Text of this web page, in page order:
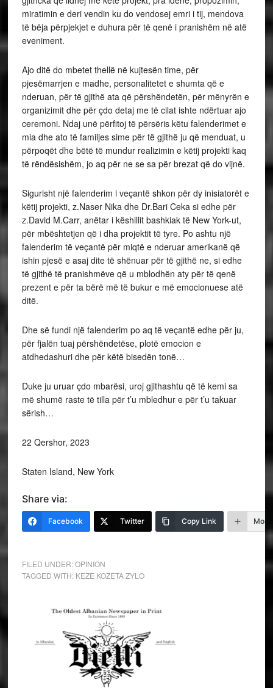
miratimin e deri vendin ku do vendosej emri i tij, mendova
të bëja përpjekjet e duhura për të qenë i pranishëm në atë
eveniment.
Ajo ditë do mbetet thellë në kujtesën time, për
pjesëmarrjen e madhe, personalitetet e shumta që e
nderuan, për të gjithë ata që përshëndetën, për mënyrën e
organizimit dhe për çdo detaj me të cilat ishte ndërtuar ajo
ceremoni. Ndaj unë përfitoj të përsëris këtu falenderimet e
mia dhe ato të familjes sime për të gjithë ju që menduat, u
përpoqët dhe bëtë të mundur realizimin e këtij projekti kaq
të rëndësishëm, jo aq për ne se sa për brezat që do vijnë.
Sigurisht një falenderim i veçantë shkon për dy inisiatorët e
këtij projekti, z.Naser Nika dhe Dr.Bari Ceka si edhe për
z.David M.Carr, anëtar i këshillit bashkiak të New York-ut,
për mbështetjen që i dha projektit të tyre. Po ashtu një
falenderim të veçantë për miqtë e nderuar amerikanë që
ishin pjesë e asaj dite të shënuar për të gjithë ne, si edhe
të gjithë të pranishmëve që u mblodhën aty për të qenë
prezent e për ta bërë më të bukur e më emocionuese atë
ditë.
Dhe së fundi një falenderim po aq të veçantë edhe për ju,
për fjalën tuaj përshëndetëse, plotë emocion e
atdhedashuri dhe për këtë bisedën tonë…
Duke ju uruar çdo mbarësi, uroj gjithashtu që të kemi sa
më shumë raste të tilla për t’u mbledhur e për t’u takuar
sërish…
22 Qershor, 2023
Staten Island, New York
Share via:
Facebook Twitter Copy Link More
FILED UNDER:OPINION
TAGGED WITH: KEZE KOZETA ZYLO